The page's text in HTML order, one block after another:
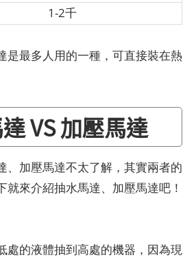
1-2千
是最多人用的一種，可直接裝在熱
VS 加壓馬達
、加壓馬達不太了解，其實兩者的
就來介紹抽水馬達、加壓馬達吧！
處的液體抽到高處的機器，因為現